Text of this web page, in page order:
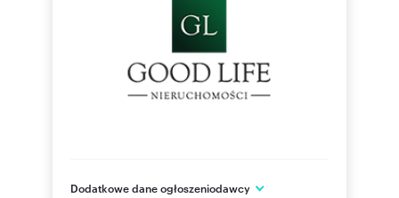
Dodatkowe dane ogłoszeniodawcy